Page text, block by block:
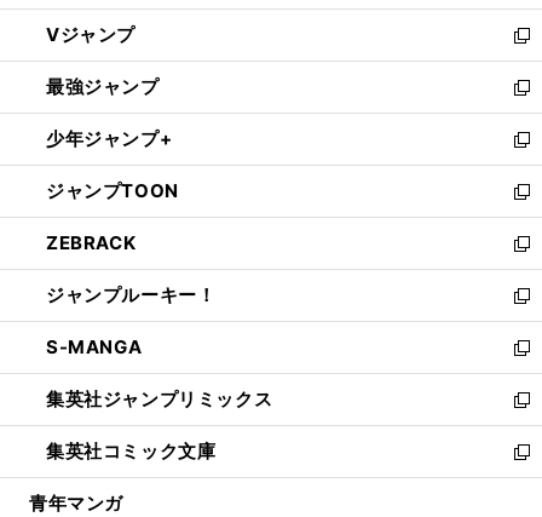
ウ
ィ
ン
ド
ウ
で
開
く
し
い
ウ
ィ
ン
ド
ウ
で
開
く
Vジャンプ
新
し
い
ウ
ィ
ン
ド
ウ
で
開
く
最強ジャンプ
新
し
い
ウ
ィ
ン
ド
ウ
で
開
く
少年ジャンプ+
新
し
い
ウ
ィ
ン
ド
ウ
で
開
く
ジャンプTOON
新
し
い
ウ
ィ
ン
ド
ウ
で
開
く
ZEBRACK
新
し
い
ウ
ィ
ン
ド
ウ
で
開
ジャンプルーキー！
新
し
い
ウ
ィ
ン
ド
ウ
S-MANGA
新
し
い
ウ
ィ
ン
集英社ジャンプリミックス
新
し
い
ウ
集英社コミック文庫
新
し
青年マンガ